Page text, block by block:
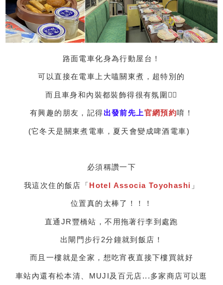
路面電車化身為行動屋台！
可以直接在電車上大嗑關東煮，超特別的
而且車身和內裝都裝飾得很有氛圍👍🏻
有興趣的朋友，記得出發前先上官網預約唷！
(它冬天是關東煮電車，夏天會變成啤酒電車)
必須稱讚一下
我這次住的飯店「Hotel Associa Toyohashi 」
位置真的太棒了！！！
直通JR豐橋站，不用拖著行李到處跑
出閘門步行2分鐘就到飯店！
而且一樓就是全家，想吃宵夜直接下樓買就好
車站內還有松本清、MUJI及百元店...多家商店可以逛